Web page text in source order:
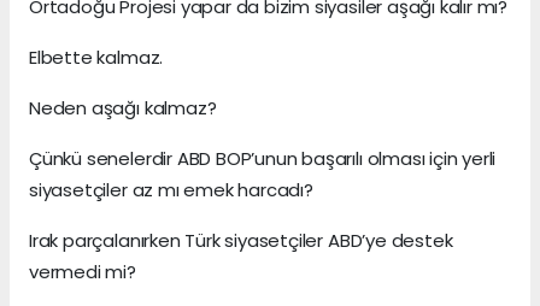
Ortadoğu Projesi yapar da bizim siyasiler aşağı kalır mı?
Elbette kalmaz.
Neden aşağı kalmaz?
Çünkü senelerdir ABD BOP’unun başarılı olması için yerli
siyasetçiler az mı emek harcadı?
Irak parçalanırken Türk siyasetçiler ABD’ye destek
vermedi mi?